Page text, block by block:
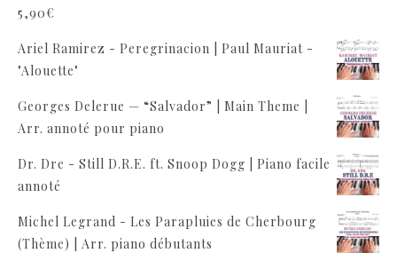
5,90€
Ariel Ramirez - Peregrinacion | Paul Mauriat -
"Alouette"
Georges Delerue — “Salvador” | Main Theme |
Arr. annoté pour piano
Dr. Dre - Still D.R.E. ft. Snoop Dogg | Piano facile
annoté
Michel Legrand - Les Parapluies de Cherbourg
(Thème) | Arr. piano débutants